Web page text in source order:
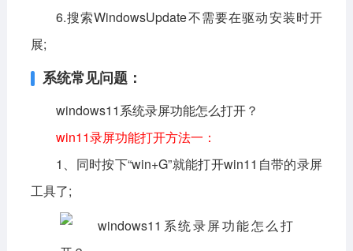
6.搜索WindowsUpdate不需要在驱动安装时开
展;
系统常见问题：
windows11系统录屏功能怎么打开？
win11录屏功能打开方法一：
1、同时按下“win+G”就能打开win11自带的录屏
工具了;